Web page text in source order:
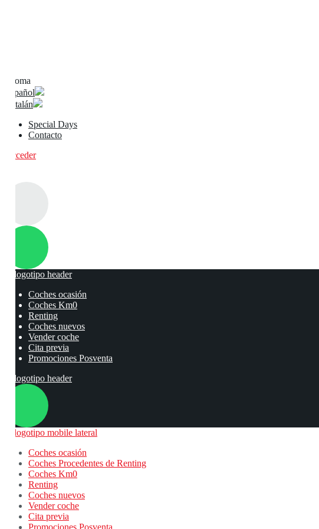
Idioma
Español
Catalán
Special Days
Contacto
Acceder
Coches ocasión
Coches Km0
Renting
Coches nuevos
Vender coche
Cita previa
Promociones Posventa
Coches ocasión
Coches Procedentes de Renting
Coches Km0
Renting
Coches nuevos
Vender coche
Cita previa
Promociones Posventa